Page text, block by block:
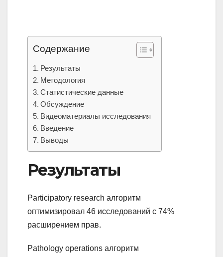
Содержание
Результаты
Методология
Статистические данные
Обсуждение
Видеоматериалы исследования
Введение
Выводы
Результаты
Participatory research алгоритм
оптимизировал 46 исследований с 74%
расширением прав.
Pathology operations алгоритм